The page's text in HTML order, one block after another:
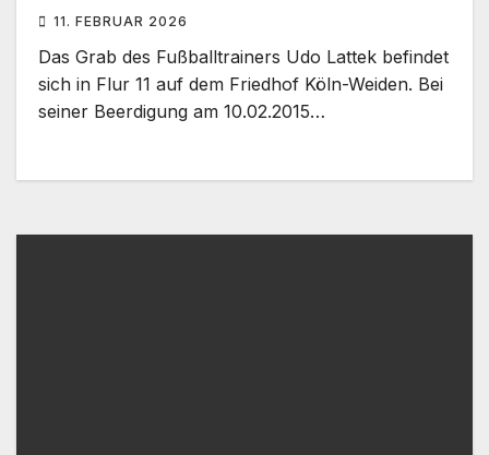
11. FEBRUAR 2026
Das Grab des Fußballtrainers Udo Lattek befindet
sich in Flur 11 auf dem Friedhof Köln-Weiden. Bei
seiner Beerdigung am 10.02.2015…